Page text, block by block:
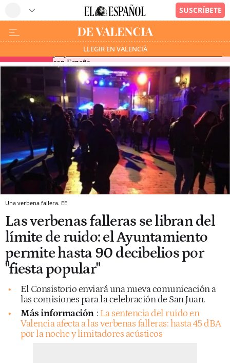
LLEGIR EN VALENCIÀ
El Gobierno amenaza a Italia con "medidas
proporcionales" si mantiene los controles en frontera
con España
Una verbena fallera. EE
Las verbenas falleras se libran del
límite de ruido: el Ayuntamiento
permite hasta 90 decibelios por
"fiesta popular"
El Consistorio enviará una nueva comunicación a
las comisiones para la celebración de San Juan.
Más información : La sentencia del ruido en
Valencia afecta a las verbenas falleras: hasta 45 dBA
por la noche y limitadores acústicos